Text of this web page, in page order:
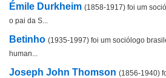
Émile Durkheim (1858-1917) foi um
o pai da S...
Betinho (1935-1997) foi um sociólogo
human...
Joseph John Thomson (1856-1940)